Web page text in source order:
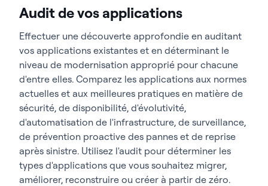
Audit de vos applications
Effectuer une découverte approfondie en auditant
vos applications existantes et en déterminant le
niveau de modernisation approprié pour chacune
d'entre elles. Comparez les applications aux normes
actuelles et aux meilleures pratiques en matière de
sécurité, de disponibilité, d'évolutivité,
d'automatisation de l'infrastructure, de surveillance,
de prévention proactive des pannes et de reprise
après sinistre. Utilisez l'audit pour déterminer les
types d'applications que vous souhaitez migrer,
améliorer, reconstruire ou créer à partir de zéro.